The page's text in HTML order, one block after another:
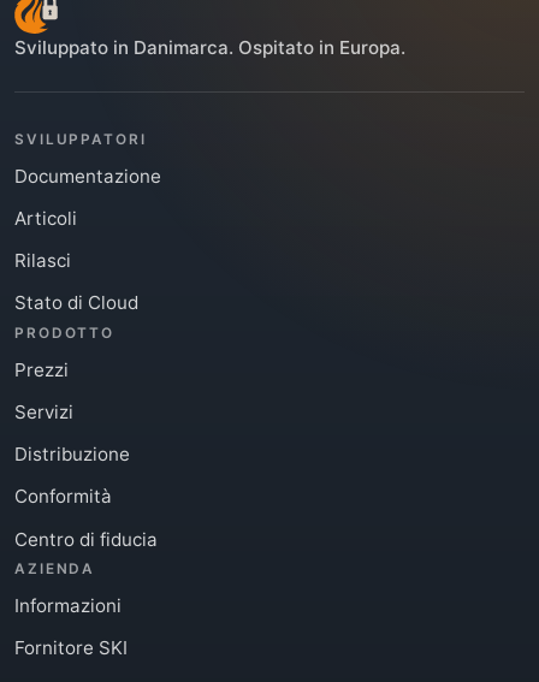
Sviluppato in Danimarca. Ospitato in Europa.
SVILUPPATORI
Documentazione
Articoli
Rilasci
Stato di Cloud
PRODOTTO
Prezzi
Servizi
Distribuzione
Conformità
Centro di fiducia
AZIENDA
Informazioni
Fornitore SKI